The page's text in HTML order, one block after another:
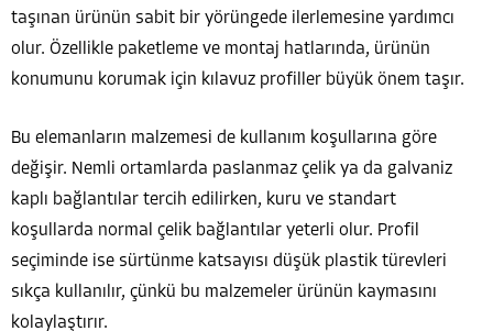
taşınan ürünün sabit bir yörüngede ilerlemesine yardımcı
olur. Özellikle paketleme ve montaj hatlarında, ürünün
konumunu korumak için kılavuz profiller büyük önem taşır.
Bu elemanların malzemesi de kullanım koşullarına göre
değişir. Nemli ortamlarda paslanmaz çelik ya da galvaniz
kaplı bağlantılar tercih edilirken, kuru ve standart
koşullarda normal çelik bağlantılar yeterli olur. Profil
seçiminde ise sürtünme katsayısı düşük plastik türevleri
sıkça kullanılır, çünkü bu malzemeler ürünün kaymasını
kolaylaştırır.